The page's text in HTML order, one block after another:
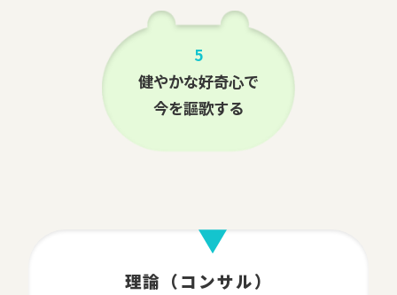
5
健やかな好奇心で
今を謳歌する
理論（コンサル）